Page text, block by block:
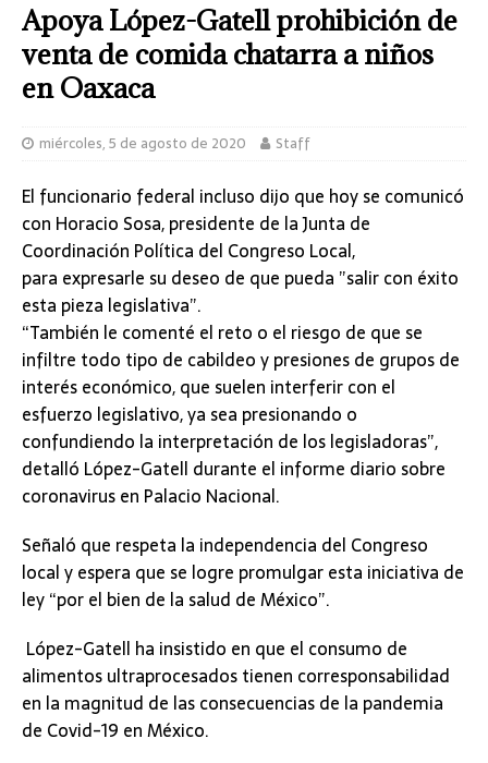
Apoya López-Gatell prohibición de
venta de comida chatarra a niños
en Oaxaca
miércoles, 5 de agosto de 2020 Staff
El funcionario federal incluso dijo que hoy se comunicó
con Horacio Sosa, presidente de la Junta de
Coordinación Política del Congreso Local,
para expresarle su deseo de que pueda ”salir con éxito
esta pieza legislativa”.
“También le comenté el reto o el riesgo de que se
infiltre todo tipo de cabildeo y presiones de grupos de
interés económico, que suelen interferir con el
esfuerzo legislativo, ya sea presionando o
confundiendo la interpretación de los legisladoras”,
detalló López-Gatell durante el informe diario sobre
coronavirus en Palacio Nacional.
Señaló que respeta la independencia del Congreso
local y espera que se logre promulgar esta iniciativa de
ley “por el bien de la salud de México”.
López-Gatell ha insistido en que el consumo de
alimentos ultraprocesados tienen corresponsabilidad
en la magnitud de las consecuencias de la pandemia
de Covid-19 en México.